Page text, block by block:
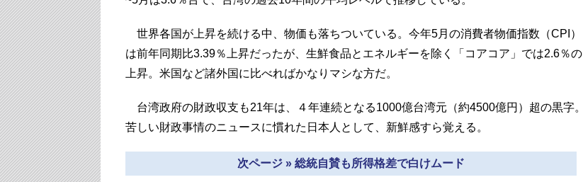
世界各国が上昇を続ける中、物価も落ちついている。今年5月の消費者物価指数（CPI）
は前年同期比3.39％上昇だったが、生鮮食品とエネルギーを除く「コアコア」では2.6％の
上昇。米国など諸外国に比べればかなりマシな方だ。
台湾政府の財政収支も21年は、４年連続となる1000億台湾元（約4500億円）超の黒字。
苦しい財政事情のニュースに慣れた日本人として、新鮮感すら覚える。
次ページ » 総統自賛も所得格差で白けムード